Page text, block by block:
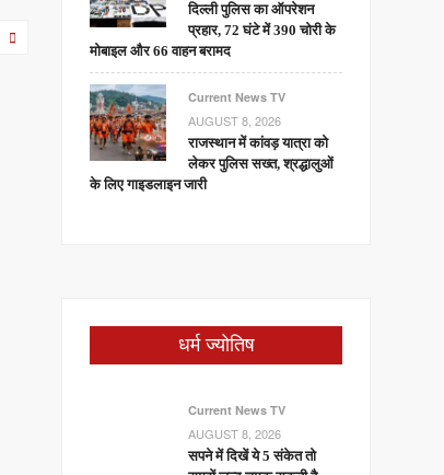
दिल्ली पुलिस का ऑपरेशन
प्रहार, 72 घंटे में 390 चोरी के
मोबाइल और 66 वाहन बरामद
Current News TV
AUGUST 8, 2026
राजस्थान में कांवड़ यात्रा को
लेकर पुलिस सख्त, श्रद्धालुओं
के लिए गाइडलाइन जारी
धर्म ज्योतिष
Current News TV
AUGUST 8, 2026
सपने में दिखें ये 5 संकेत तो